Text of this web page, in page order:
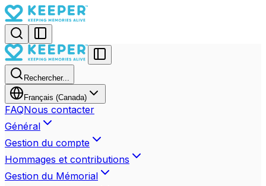
Rechercher...
Français (Canada)
FAQNous contacter
Général
Gestion du compte
Hommages et contributions
Gestion du Mémorial